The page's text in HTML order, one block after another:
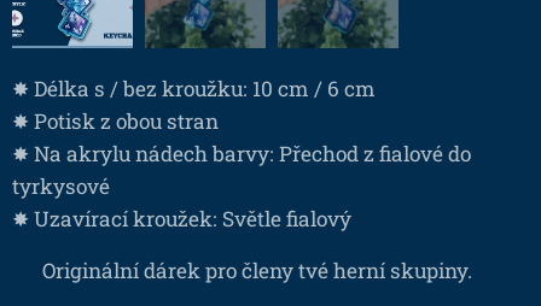
✸ Délka s / bez kroužku: 10 cm / 6 cm
✸ Potisk z obou stran
✸ Na akrylu nádech barvy: Přechod z fialové do
tyrkysové
✸ Uzavírací kroužek: Světle fialový
❤ Originální dárek pro členy tvé herní skupiny.